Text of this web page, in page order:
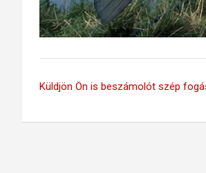
Küldjön Ön is beszámolót szép